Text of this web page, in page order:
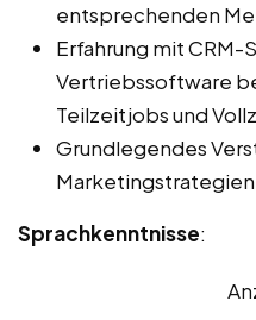
entsprechenden
Erfahrung mit CRM-
Vertriebssoftware
Teilzeitjobs und
Grundlegendes
Sprachkenntnisse: